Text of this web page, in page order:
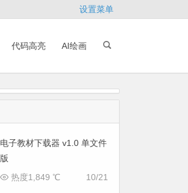
设置菜单
代码高亮 AI绘画
电子教材下载器 v1.0 单文件
版
10/21
热度1,849 ℃